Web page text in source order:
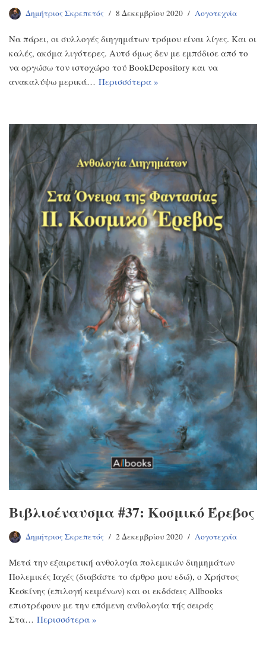
Δημήτριος Σκρεπετός 8 Δεκεμβρίου 2020 Λογοτεχνία
Να πάρει, οι συλλογές διηγημάτων τρόμου είναι λίγες. Και οι
καλές, ακόμα λιγότερες. Αυτό όμως δεν με εμπόδισε από το
να οργώσω τον ιστοχώρο τού BookDepository και να
ανακαλύψω μερικά… Περισσότερα »
Βιβλιοέναυσμα #37: Κοσμικό Έρεβος
Δημήτριος Σκρεπετός 2 Δεκεμβρίου 2020 Λογοτεχνία
Μετά την εξαιρετική ανθολογία πολεμικών διημημάτων
Πολεμικές Ιαχές (διαβάστε το άρθρο μου εδώ), ο Χρήστος
Κεσκίνης (επιλογή κειμένων) και οι εκδόσεις Allbooks
επιστρέφουν με την επόμενη ανθολογία τής σειράς
Στα… Περισσότερα »